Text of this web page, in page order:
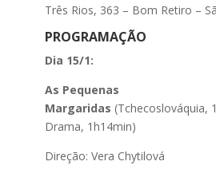
Três Rios, 363 – Bom Retiro –
PROGRAMAÇÃO
Dia 15/1:
As Pequenas
Margaridas (Tchecoslováquia,
Drama, 1h14min)
Direção: Vera Chytilová